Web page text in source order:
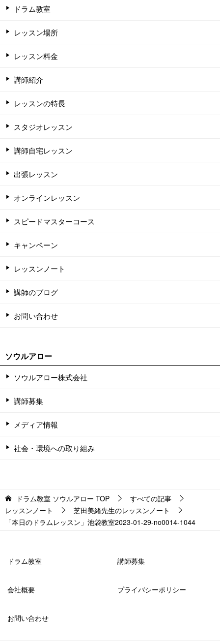
ドラム教室
レッスン場所
レッスン料金
講師紹介
レッスンの特長
スタジオレッスン
講師自宅レッスン
出張レッスン
オンラインレッスン
スピードマスターコース
キャンペーン
レッスンノート
講師のブログ
お問い合わせ
ソウルアロー
ソウルアロー株式会社
講師募集
メディア情報
社会・環境への取り組み
ドラム教室 ソウルアロー TOP
すべての記事
レッスンノート
芝田美緒先生のレッスンノート
「本日のドラムレッスン」池袋教室2023-01-29-no0014-1044
ドラム教室 講師募集
会社概要 プライバシーポリシー
お問い合わせ